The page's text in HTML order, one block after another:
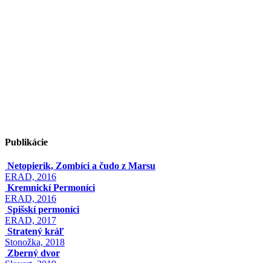
Publikácie
Netopierik, Zombíci a čudo z Marsu
ERAD, 2016
Kremnickí Permoníci
ERAD, 2016
Spišskí permoníci
ERAD, 2017
Stratený kráľ
Stonožka, 2018
Zberný dvor